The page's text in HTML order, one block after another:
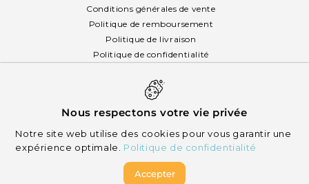
Conditions générales de vente
Politique de remboursement
Politique de livraison
Politique de confidentialité
Français
© 2026 Mikizi - Tous droits réservés
Nous respectons votre vie privée
Notre site web utilise des cookies pour vous garantir une
expérience optimale.
Politique de confidentialité
Accepter